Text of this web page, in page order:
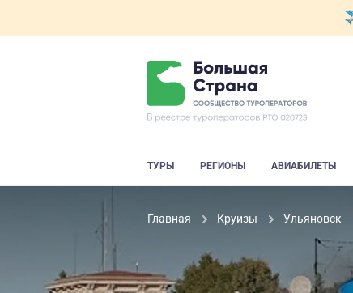
ТУРЫ РЕГИОНЫ АВИАБИЛЕТЫ
Главная Круизы Ульяновск